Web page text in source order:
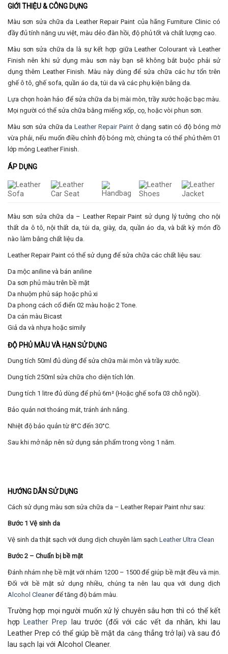
GIỚI THIỆU & CÔNG DỤNG
Màu sơn sửa chữa da Leather Repair Paint của hãng Furniture Clinic có
đầy đủ tính năng ưu việt, màu dẻo đàn hồi, độ phủ tốt và chất lượng cao.
Màu sơn sửa chữa da là sự kết hợp giữa Leather Colourant và Leather
Finish nên khi sử dụng màu sơn này bạn sẽ không bắt buộc phải sử
dụng thêm Leather Finish. Màu này dùng để sửa chữa các hư tổn trên
ghế ô tô, ghế sofa, quần áo da, túi da và các phụ kiện bằng da.
Lựa chọn hoàn hảo để sửa chữa da bị mài mòn, trầy xước hoặc bạc màu.
Mọi người có thể sửa chữa bằng miếng xốp, cọ, hoặc vòi phun sơn.
Màu sơn sửa chữa daLeather Repair Paint ở dạng satin có độ bóng mờ
vừa phải, nếu muốn điều chỉnh độ bóng mờ, chúng ta có thể phủ thêm 01
lớp mỏng Leather Finish.
ÁP DỤNG
Màu sơn sửa chữa da – Leather Repair Paint sử dụng lý tưởng cho nội
thất da ô tô, nội thất da, túi da, giày, da, quần áo da, và bất kỳ món đồ
nào làm bằng chất liệu da.
Leather Repair Paint có thể sử dụng để sửa chữa các chất liệu sau:
Da mộc aniline và bán aniline
Da sơn phủ màu trên bề mặt
Da nhuộm phủ sáp hoặc phủ xi
Da phong cách cổ điển 02 màu hoặc 2 Tone.
Da cán màu Bicast
Giả da và nhựa hoặc simily
ĐỘ PHỦ MÀU VÀ HẠN SỬ DỤNG
Dung tích 50ml đủ dùng để sửa chữa mài mòn và trầy xước.
Dung tích 250ml sửa chữa cho diện tích lớn.
Dung tích 1 litre đủ dùng để phủ 6m² (Hoặc ghế sofa 03 chỗ ngồi).
Bảo quản nơi thoáng mát, tránh ánh nắng.
Nhiệt độ bảo quản từ 8°C đến 30°C.
Sau khi mở nắp nên sử dụng sản phẩm trong vòng 1 năm.
HƯỚNG DẪN SỬ DỤNG
Cách sử dụng màu sơn sửa chữa da – Leather Repair Paint như sau:
Bước 1 Vệ sinh da
Vệ sinh da thật sạch với dung dịch chuyên làm sạch Leather Ultra Clean
Bước 2 – Chuẩn bị bề mặt
Đánh nhám nhẹ bề mặt với nhám 1200 – 1500 để giúp bề mặt đều và mịn.
Đối với bề mặt sử dụng nhiều, chúng ta nên lau qua với dung dịch
Alcohol Cleanerđể tăng độ bám màu.
Trường hợp mọi người muốn xử lý chuyên sâu hơn thì có thể kết
hợp Leather Prep lau trước (đối với các vết da nhăn, khi lau
Leather Prep có thể giúp bề mặt da căng thẳng trở lại) và sau đó
lau sạch lại với Alcohol Cleaner.